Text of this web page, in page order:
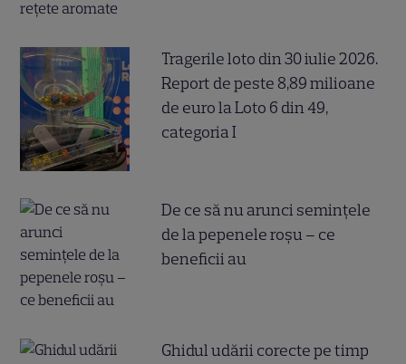
Tragerile loto din 30 iulie 2026.
Report de peste 8,89 milioane
de euro la Loto 6 din 49,
categoria I
De ce să nu arunci semințele
de la pepenele roșu – ce
beneficii au
Ghidul udării corecte pe timp